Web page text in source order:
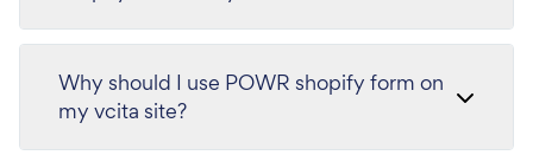
Why should I use POWR shopify form on
my vcita site?